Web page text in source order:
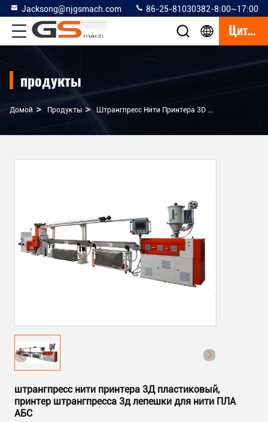
Jacksong@njgsmach.com 86-25-81030382-8:00~17:00
Цитата
продукты
Домой > Продукты > Штрангпресс Нити Принтера 3D >
штрангпресс нити принтера 3Д пластиковый,
принтер штрангпресса 3д лепешки для нити ПЛА
АБС